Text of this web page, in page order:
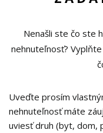
Nenašli ste čo ste
nehnuteľnosť?
Uveďte prosím
nehnuteľnosť máte
uviesť druh (byt, dom,